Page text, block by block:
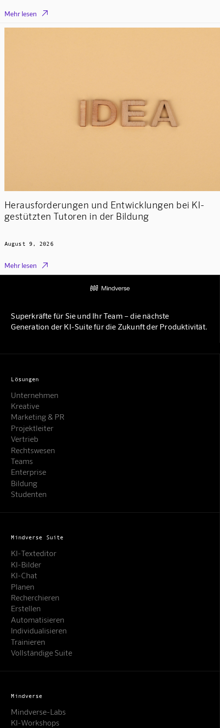
Mehr lesen 
Herausforderungen und Entwicklungen bei KI-
gestützten Tutoren in der Bildung
August 9, 2026
Mehr lesen 
Superkräfte für Sie und Ihr Team – die nächste
Generation der KI-Suite für die Zukunft der Produktivität.
Lösungen
Unternehmen
Kreative
Marketing & PR
Projektleiter
Vertrieb
Rechtswesen
Teams
Enterprise
Bildung
Studenten
Mindverse Suite
KI-Texteditor
KI-Bilder
KI-Chat
Planen
Recherchieren
Erstellen
Automatisieren
Individualisieren
Trainieren
Vollständige Suite
Mindverse
Mindverse-Labs
KI-Workshops